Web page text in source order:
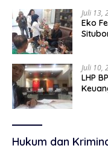
Juli 13,
Eko
Juli 10,
LHP
Hukum dan